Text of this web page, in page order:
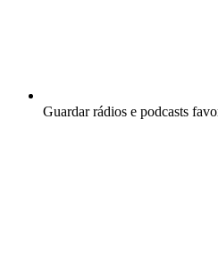
Guardar rádios e podcasts